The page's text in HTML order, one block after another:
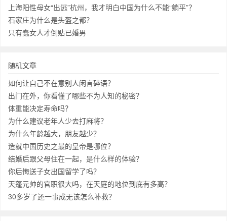
上海阳性母女“出逃”杭州，我才明白中国为什么不能“躺平”？
石家庄为什么是头盔之都？
只有蠢女人才倒贴已婚男
随机文章
如何让自己不在意别人闲言碎语？
出门在外，你看懂了哪些不为人知的秘密？
体重能决定寿命吗？
为什么建议老年人少去打麻将？
为什么年龄越大，朋友越少？
造就中国历史之最的皇帝是哪位？
结婚后跟父母住在一起，是什么样的体验？
你后悔送子女出国留学了吗？
天蓬元帅的官职很大吗，在天庭的地位到底有多高？
30多岁了还一事成无该怎么补救？